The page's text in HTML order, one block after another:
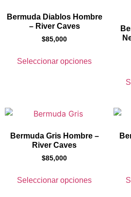
Bermuda Diablos Hombre
– River Caves
$85,000
Seleccionar opciones
Bermuda Gris Hombre –
River Caves
$85,000
Seleccionar opciones